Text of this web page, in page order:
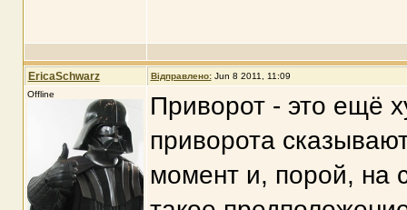
EricaSchwarz Відправлено: Jun 8 2011, 11:09
Offline
Приворот - это ещё
приворота
момент и, порой, на